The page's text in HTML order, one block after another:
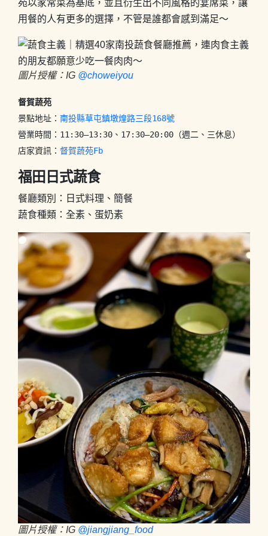
苑以家常菜為基底，並且衍生出不同風格的宴席菜，讓
用餐的人有更多的選擇，不管是誰都會感到滿足～
圖片授權：IG @choweiyou
景點地址： 南投縣草屯鎮墩煌路三段168號
營業時間：11:30–13:30、17:30–20:00（週二、三休息）
店家資訊： 督賀蔬苑Fb
福田日式蔬食
餐廳類別：日式料理、簡餐
蔬食種類：全素、蛋奶素
圖片授權：IG @jiangjiang_food